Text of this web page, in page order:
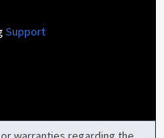
Support